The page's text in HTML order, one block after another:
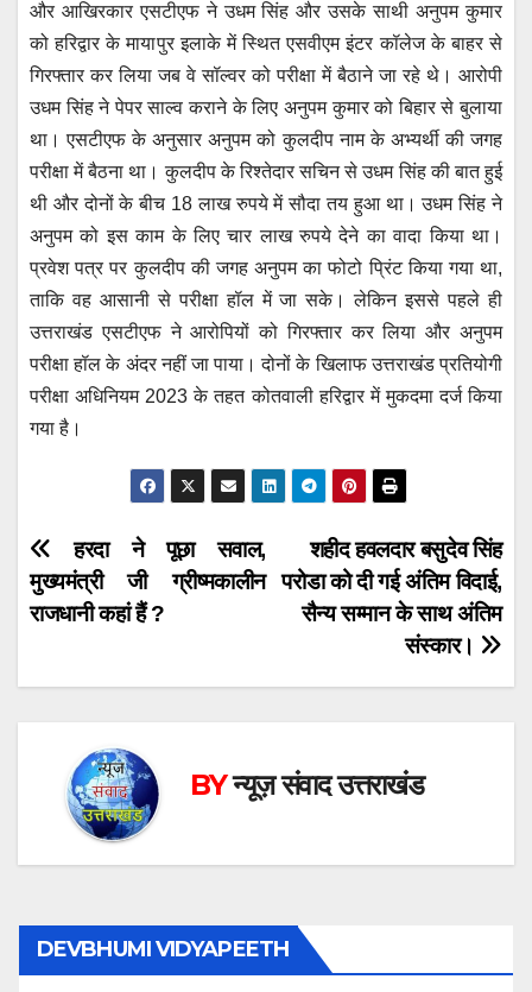
और आखिरकार एसटीएफ ने उधम सिंह और उसके साथी अनुपम कुमार
को हरिद्वार के मायापुर इलाके में स्थित एसवीएम इंटर कॉलेज के बाहर से
गिरफ्तार कर लिया जब वे सॉल्वर को परीक्षा में बैठाने जा रहे थे। आरोपी
उधम सिंह ने पेपर साल्व कराने के लिए अनुपम कुमार को बिहार से बुलाया
था। एसटीएफ के अनुसार अनुपम को कुलदीप नाम के अभ्यर्थी की जगह
परीक्षा में बैठना था। कुलदीप के रिश्तेदार सचिन से उधम सिंह की बात हुई
थी और दोनों के बीच 18 लाख रुपये में सौदा तय हुआ था। उधम सिंह ने
अनुपम को इस काम के लिए चार लाख रुपये देने का वादा किया था।
प्रवेश पत्र पर कुलदीप की जगह अनुपम का फोटो प्रिंट किया गया था,
ताकि वह आसानी से परीक्षा हॉल में जा सके। लेकिन इससे पहले ही
उत्तराखंड एसटीएफ ने आरोपियों को गिरफ्तार कर लिया और अनुपम
परीक्षा हॉल के अंदर नहीं जा पाया। दोनों के खिलाफ उत्तराखंड प्रतियोगी
परीक्षा अधिनियम 2023 के तहत कोतवाली हरिद्वार में मुकदमा दर्ज किया
गया है।
Post
navigation
शहीद हवलदार बसुदेव सिंह
परोडा को दी गई अंतिम विदाई,
सैन्य सम्मान के साथ अंतिम
संस्कार।
हरदा ने पूछा सवाल,
मुख्यमंत्री जी ग्रीष्मकालीन
राजधानी कहां हैं ?
BYन्यूज़ संवाद उत्तराखंड
DEVBHUMI VIDYAPEETH